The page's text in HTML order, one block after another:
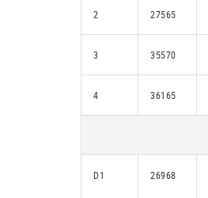
2 27565
3 35570
4 36165
D1 26968